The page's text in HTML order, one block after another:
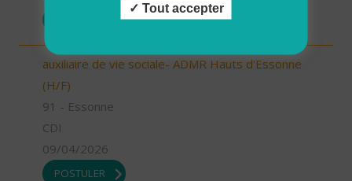
auxiliaire de vie sociale- ADMR Hauts d'Essonne
(H/F)
91 - Essonne
CDI
09/04/2026
POSTULER
Tout accepter